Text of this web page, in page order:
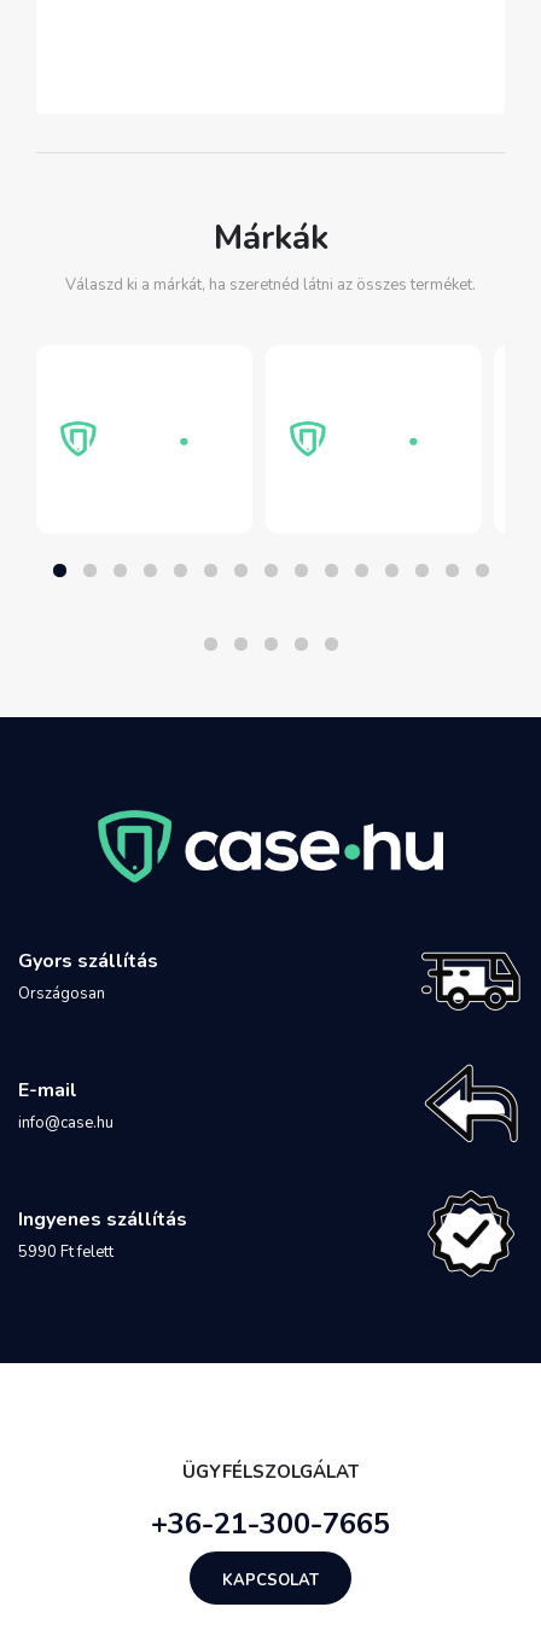
Márkák
Válaszd ki a márkát, ha szeretnéd látni az összes terméket.
Gyors szállítás
Országosan
E-mail
info@case.hu
Ingyenes szállítás
5990 Ft felett
ÜGYFÉLSZOLGÁLAT
+36-21-300-7665
KAPCSOLAT